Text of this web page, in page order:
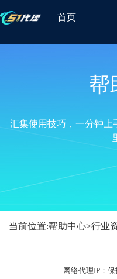
首页
帮
汇集使用技巧，一分钟上
当前位置:帮助中心>行业
网络代理IP：